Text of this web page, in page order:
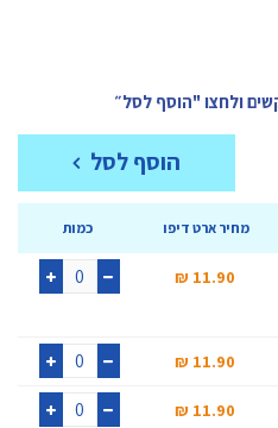
ולחצו "הוסף לסל״
הוסף לסל
מחיר ארט דיפו כמות
11.90 ₪‎
11.90 ₪‎
-
+
11.90 ₪‎